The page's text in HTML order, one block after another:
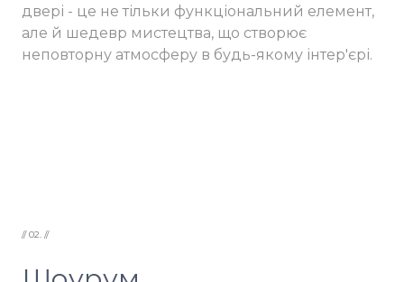
двері - це не тільки функціональний елемент,
але й шедевр мистецтва, що створює
неповторну атмосферу в будь-якому інтер'єрі.
// 02. //